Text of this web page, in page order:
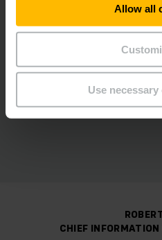
Allow all
Use
προσαρμοσμένη λύση που
CHIEF